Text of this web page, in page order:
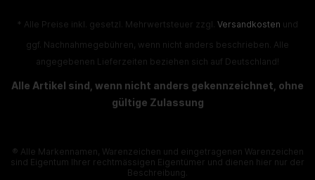
* Alle Preise inkl. gesetzl. Mehrwertsteuer zzgl. Versandkosten und
ggf. Nachnahmegebühren, wenn nicht anders beschrieben. Alle
angegebenen Lieferzeiten beziehen sich auf Deutschland!
Alle Artikel sind, wenn nicht anders gekennzeichnet, ohne
gültige Zulassung
® Alle Markennamen, Warenzeichen und eingetragenen Warenzeichen
sind Eigentum Ihrer rechtmässigen Eigentümer und dienen hier nur der
Beschreibung.